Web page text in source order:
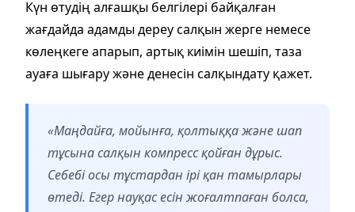
Күн өтудің алғашқы белгілері байқалған
жағдайда адамды дереу салқын жерге немесе
көлеңкеге апарып, артық киімін шешіп, таза
ауаға шығару және денесін салқындату қажет.
«Маңдайға, мойынға, қолтыққа және шап
тұсына салқын компресс қойған дұрыс.
Себебі осы тұстардан ірі қан тамырлары
өтеді. Егер науқас есін жоғалтпаған болса,